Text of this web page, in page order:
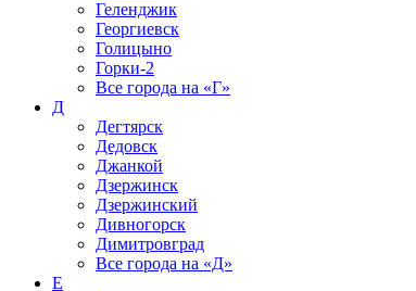
Геленджик
Георгиевск
Голицыно
Горки-2
Все города на «Г»
Д
Дегтярск
Дедовск
Джанкой
Дзержинск
Дзержинский
Дивногорск
Димитровград
Все города на «Д»
Е